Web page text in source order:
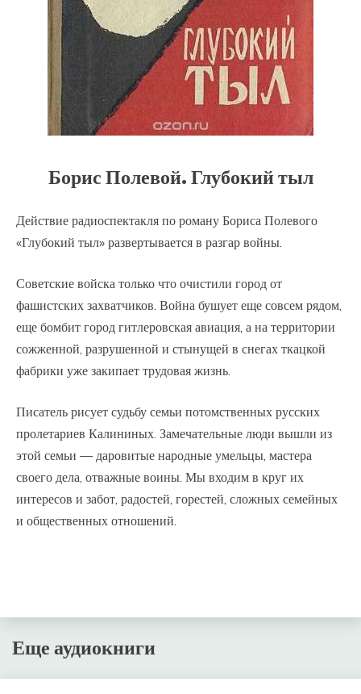
Борис Полевой. Глубокий тыл
Действие радиоспектакля по роману Бориса Полевого
«Глубокий тыл» развертывается в разгар войны.
Советские войска только что очистили город от
фашистских захватчиков. Война бушует еще совсем рядом,
еще бомбит город гитлеровская авиация, а на территории
сожженной, разрушенной и стынущей в снегах ткацкой
фабрики уже закипает трудовая жизнь.
Писатель рисует судьбу семьи потомственных русских
пролетариев Калининых. Замечательные люди вышли из
этой семьи — даровитые народные умельцы, мастера
своего дела, отважные воины. Мы входим в круг их
интересов и забот, радостей, горестей, сложных семейных
и общественных отношений.
Еще аудиокниги